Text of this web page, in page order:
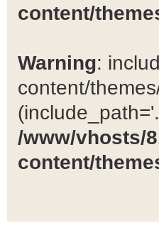
content/
Warning:
content/
/www/vhosts/
content/